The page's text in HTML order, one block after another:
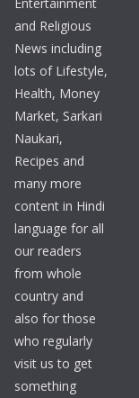
and Religious
News including
lots of Lifestyle,
Health, Money
Market, Sarkari
Naukari,
Recipes and
many more
content in Hindi
language for all
our readers
from whole
country and
also for those
who regularly
visit us to get
something